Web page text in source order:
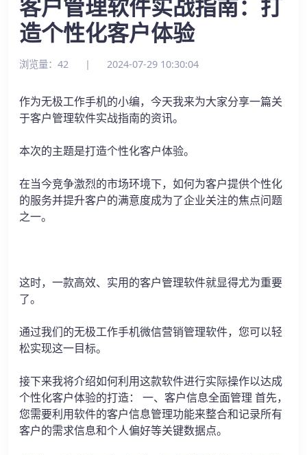
客户管理软件实战指南：打
造个性化客户体验
浏览量：42 | 2024-07-29 10:30:04
作为无极工作手机的小编，今天我来为大家分享一篇关
于客户管理软件实战指南的资讯。
本次的主题是打造个性化客户体验。
在当今竞争激烈的市场环境下，如何为客户提供个性化
的服务并提升客户的满意度成为了企业关注的焦点问题
之一。
这时，一款高效、实用的客户管理软件就显得尤为重要
了。
通过我们的无极工作手机微信营销管理软件，您可以轻
松实现这一目标。
接下来我将介绍如何利用这款软件进行实际操作以达成
个性化客户体验的打造： 一、客户信息全面管理 首先，
您需要利用软件的客户信息管理功能来整合和记录所有
客户的需求信息和个人偏好等关键数据点。